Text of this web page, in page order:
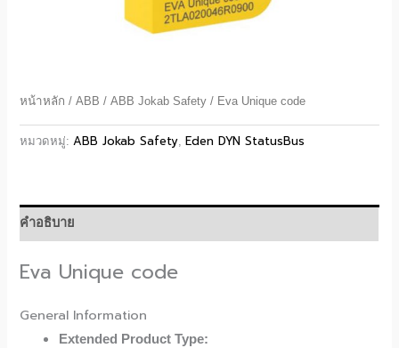
หน้าหลัก /ABB /ABB Jokab Safety / Eva Unique code
หมวดหมู่:ABB Jokab Safety, Eden DYN StatusBus
คำอธิบาย
Eva Unique code
General Information
Extended Product Type: